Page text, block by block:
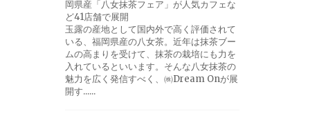
岡県産「八女抹茶フェア」が人気カフェな
ど41店舗で展開
玉露の産地として国内外で高く評価されて
いる、福岡県産の八女茶。近年は抹茶ブー
ムの高まりを受けて、抹茶の栽培にも力を
入れているといいます。そんな八女抹茶の
魅力を広く発信すべく、㈱Dream Onが展
開す......